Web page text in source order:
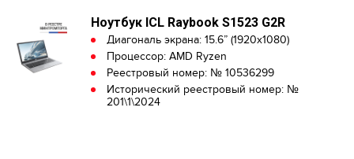
Ноутбук ICL Raybook S1523 G2R
Диагональ экрана: 15.6” (1920x1080)
Процессор: AMD Ryzen
Реестровый номер: № 10536299
Исторический реестровый номер: №
201\1\2024